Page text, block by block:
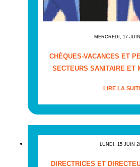
MERCREDI, 17
CHÈQUES-VACANCES ET
SECTEURS SANITAIRE ET
LIRE LA
LUNDI, 15 JUIN
DIRECTRICES ET